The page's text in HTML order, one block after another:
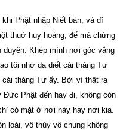
Phật nhập Niết bàn, và dĩ
thuở huy hoàng, để mà chứng
duyên. Khép mình nơi góc vắng
tôi nhớ da diết cái tháng Tư
tháng Tư ấy. Bởi vì thật ra
Đức Phật đến hay đi, không còn
có mặt ở nơi này hay nơi kia.
loài, vô thủy vô chung không